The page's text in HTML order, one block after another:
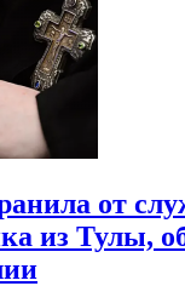
от
из Тулы,